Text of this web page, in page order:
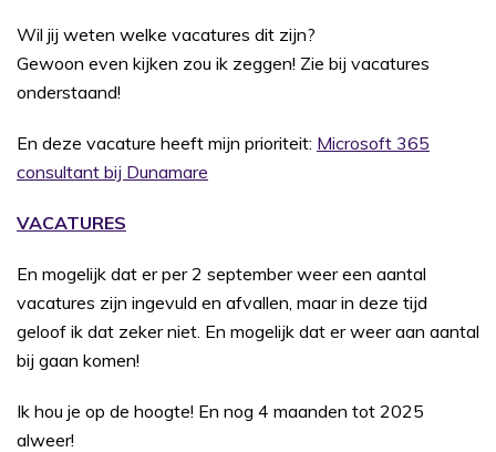
Wil jij weten welke vacatures dit zijn?
Gewoon even kijken zou ik zeggen! Zie bij vacatures
onderstaand!
En deze vacature heeft mijn prioriteit: Microsoft 365
consultant bij Dunamare
VACATURES
En mogelijk dat er per 2 september weer een aantal
vacatures zijn ingevuld en afvallen, maar in deze tijd
geloof ik dat zeker niet. En mogelijk dat er weer aan aantal
bij gaan komen!
Ik hou je op de hoogte! En nog 4 maanden tot 2025
alweer!